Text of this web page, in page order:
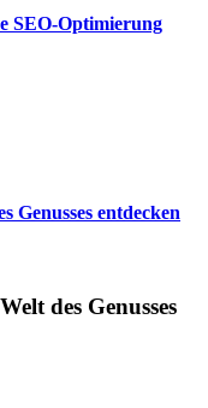
SEO-Optimierung
Genusses entdecken
des Genusses